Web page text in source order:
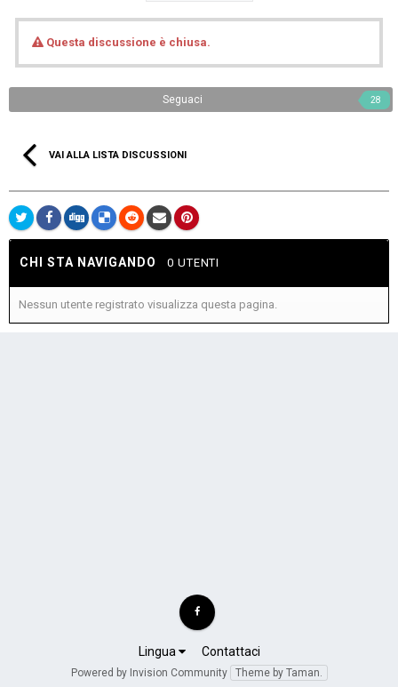
Questa discussione è chiusa.
Seguaci 28
VAI ALLA LISTA DISCUSSIONI
CHI STA NAVIGANDO 0 UTENTI
Nessun utente registrato visualizza questa pagina.
Lingua Contattaci
Powered by Invision Community Theme by Taman.